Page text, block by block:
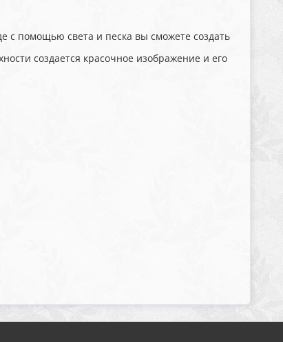
с помощью света и песка вы сможете создать
создается красочное изображение и его